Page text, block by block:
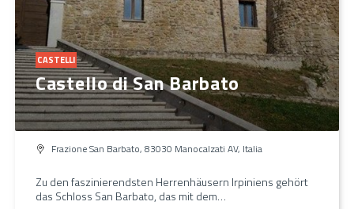
CASTELLI
Castello di San Barbato
Frazione San Barbato, 83030 Manocalzati AV, Italia
Zu den faszinierendsten Herrenhäusern Irpiniens gehört
das Schloss San Barbato, das mit dem…